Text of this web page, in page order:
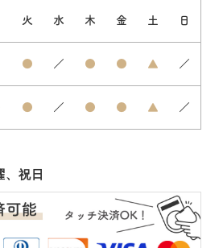
火 水 木 金 土 日
● ／ ● ● ▲ ／
● ／ ● ● ▲ ／
祝日